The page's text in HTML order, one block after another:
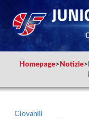
Homepage> Notizie>
Giovanili